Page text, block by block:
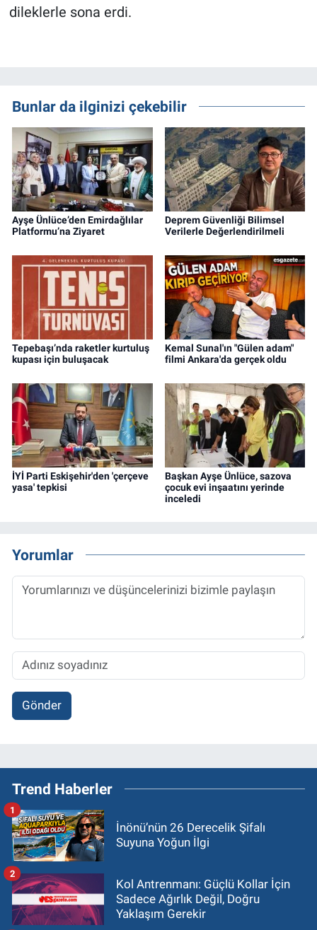
dileklerle sona erdi.
Bunlar da ilginizi çekebilir
Ayşe Ünlüce’den Emirdağlılar
Platformu’na Ziyaret
Deprem Güvenliği Bilimsel
Verilerle Değerlendirilmeli
Tepebaşı’nda raketler kurtuluş
kupası için buluşacak
Kemal Sunal'ın "Gülen adam"
filmi Ankara'da gerçek oldu
İYİ Parti Eskişehir'den 'çerçeve
yasa' tepkisi
Başkan Ayşe Ünlüce, sazova
çocuk evi inşaatını yerinde
inceledi
Yorumlar
Gönder
Trend Haberler
İnönü’nün 26 Derecelik Şifalı
Suyuna Yoğun İlgi
1
Kol Antrenmanı: Güçlü Kollar İçin
Sadece Ağırlık Değil, Doğru
Yaklaşım Gerekir
2